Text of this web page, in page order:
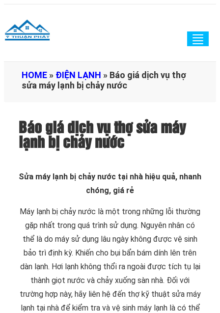
HOME » ĐIỆN LẠNH » Báo giá dịch vụ thợ
sửa máy lạnh bị chảy nước
Báo giá dịch vụ thợ sửa máy
lạnh bị chảy nước
Sửa máy lạnh bị chảy nước tại nhà hiệu quả, nhanh
chóng, giá rẻ
Máy lạnh bị chảy nước là một trong những lỗi thường
gặp nhất trong quá trình sử dụng. Nguyên nhân có
thể là do máy sử dụng lâu ngày không được vệ sinh
bảo trì định kỳ. Khiến cho bụi bẩn bám dính lên trên
dàn lạnh. Hơi lạnh không thổi ra ngoài được tích tụ lại
thành giọt nước và chảy xuống sàn nhà. Đối với
trường hợp này, hãy liên hệ đến thợ kỹ thuật sửa máy
lạnh tại nhà để kiểm tra và vệ sinh máy lạnh là có thể